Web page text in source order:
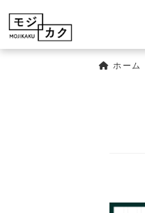
テ
ン
ゲ
ー
ホーム